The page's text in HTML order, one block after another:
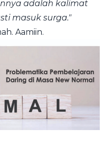
adalah kalimat
masuk surga."
Aamiin.